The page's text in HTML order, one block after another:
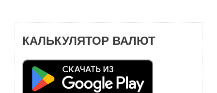
КАЛЬКУЛЯТОР ВАЛЮТ